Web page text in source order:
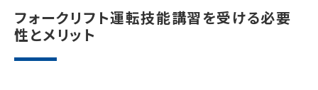
フォークリフト運転技能講習を受ける必要
性とメリット